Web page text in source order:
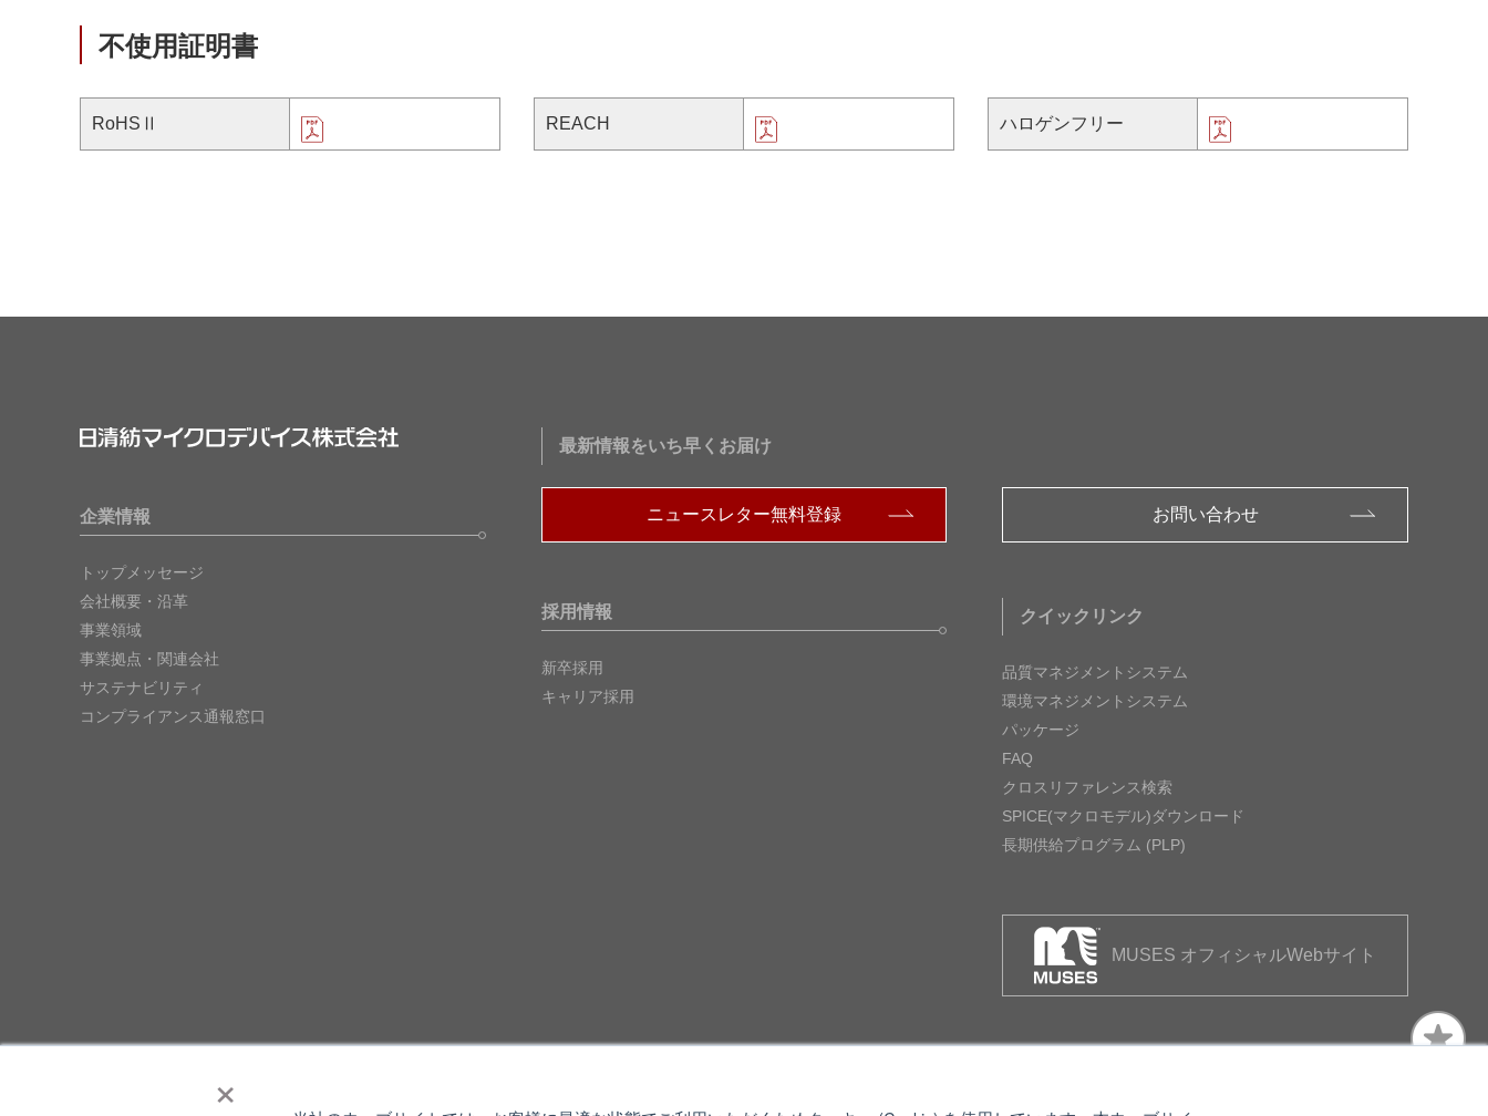
×
不使用証明書
RoHSⅡ REACH ハロゲンフリー
企業情報
トップメッセージ
会社概要・沿革
事業領域
事業拠点・関連会社
サステナビリティ
コンプライアンス通報窓口
最新情報をいち早くお届け
ニュースレター無料登録
採用情報
新卒採用
キャリア採用
お問い合わせ
クイックリンク
品質マネジメントシステム
環境マネジメントシステム
パッケージ
FAQ
クロスリファレンス検索
SPICE(マクロモデル)ダウンロード
長期供給プログラム (PLP)
MUSES オフィシャルWebサイト